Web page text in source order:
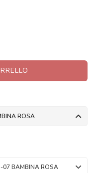
ROSA
07 BAMBINA ROSA